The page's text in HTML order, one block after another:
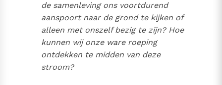
Paus spreekt het Wereldvoedselprogramma toe
Paus Leo XIV in Pavia: "De stad is zowel een gave als
een taak"
Paus in Pavia: St. Augustinus toont ons de noodzaak om
"naar het innerlijk" toe te keren.
RK Documenten stelt heel veel belangrijke
de samenleving ons voortdurend
aanspoort naar de grond te kijken of
alleen met onszelf bezig te zijn? Hoe
kunnen wij onze ware roeping
ontdekken te midden van deze
stroom?